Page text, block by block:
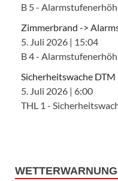
B 5 -
Zimmerbrand ->
5. Juli 2026 | 15:04
B 4 -
Sicherheitswache
5. Juli 2026 | 6:00
THL 1 -